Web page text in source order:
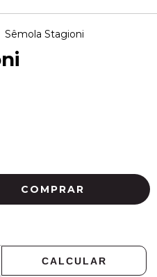
Sêmola Stagioni
CALCULAR